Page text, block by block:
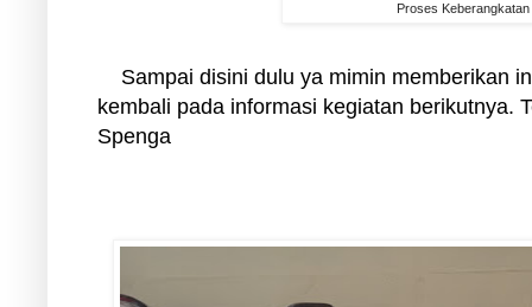
Proses Keberangkatan
Sampai disini dulu ya mimin memberikan
kembali pada informasi kegiatan berikutnya.
Spenga